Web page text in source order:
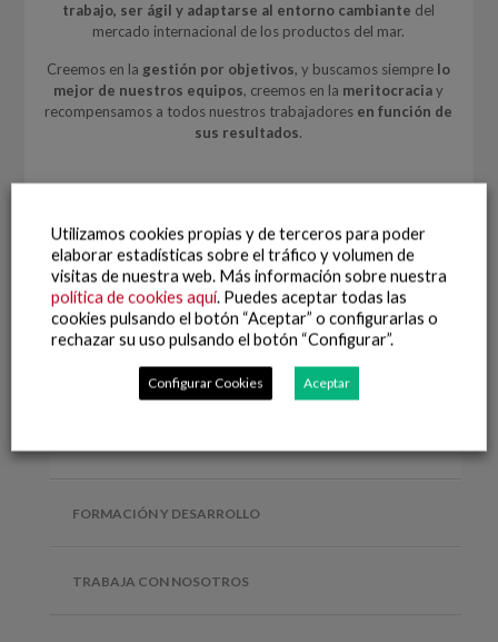
trabajo, ser ágil y adaptarse al entorno cambiante del
mercado internacional de los productos del mar.
Creemos en la gestión por objetivos, y buscamos siempre lo
mejor de nuestros equipos, creemos en la meritocraciay
recompensamos a todos nuestros trabajadores en función de
sus resultados.
FORMACIÓN Y DESARROLLO
TRABAJA CON NOSOTROS
Utilizamos cookies propias y de terceros para poder
elaborar estadísticas sobre el tráfico y volumen de
visitas de nuestra web. Más información sobre nuestra
política de cookies aquí. Puedes aceptar todas las
cookies pulsando el botón “Aceptar” o configurarlas o
rechazar su uso pulsando el botón “Configurar”.
Configurar Cookies Aceptar